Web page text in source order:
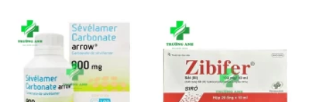
dụng sản phẩm.
Nếu đã quên liều hãy sử dụng ngay khi nhớ ra, không
sử dụng gộp những liều đã quên.
Chống chỉ định của Atoris 10mg Krka